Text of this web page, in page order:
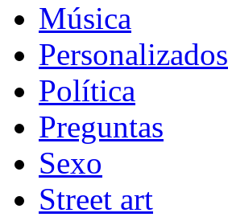
Música
Personalizados
Política
Preguntas
Sexo
Street art